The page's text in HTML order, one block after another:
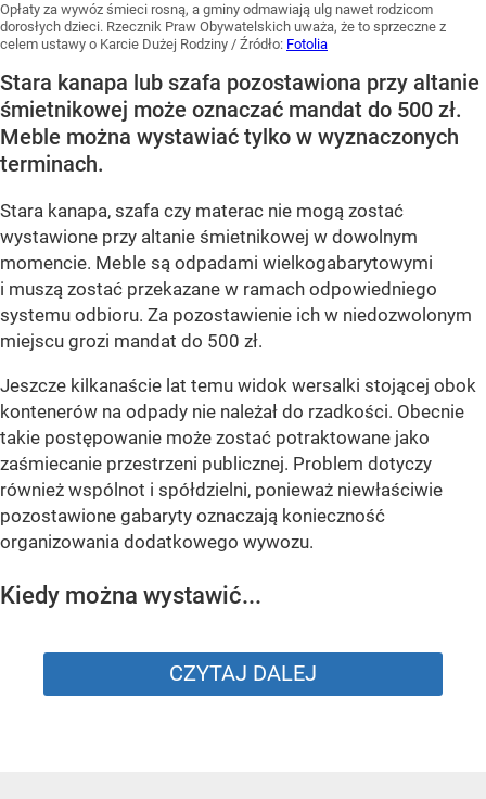
Opłaty za wywóz śmieci rosną, a gminy odmawiają ulg nawet rodzicom
dorosłych dzieci. Rzecznik Praw Obywatelskich uważa, że to sprzeczne z
celem ustawy o Karcie Dużej Rodziny / Źródło: Fotolia
Stara kanapa lub szafa pozostawiona przy altanie
śmietnikowej może oznaczać mandat do 500 zł.
Meble można wystawiać tylko w wyznaczonych
terminach.
Stara kanapa, szafa czy materac nie mogą zostać
wystawione przy altanie śmietnikowej w dowolnym
momencie. Meble są odpadami wielkogabarytowymi
i muszą zostać przekazane w ramach odpowiedniego
systemu odbioru. Za pozostawienie ich w niedozwolonym
miejscu grozi mandat do 500 zł.
Jeszcze kilkanaście lat temu widok wersalki stojącej obok
kontenerów na odpady nie należał do rzadkości. Obecnie
takie postępowanie może zostać potraktowane jako
zaśmiecanie przestrzeni publicznej. Problem dotyczy
również wspólnot i spółdzielni, ponieważ niewłaściwie
pozostawione gabaryty oznaczają konieczność
organizowania dodatkowego wywozu.
Kiedy można wystawić...
CZYTAJ DALEJ